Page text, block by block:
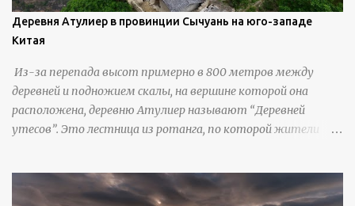
Деревня Атулиер в провинции Сычуань на юго-западе
Китая
Из-за перепада высот примерно в 800 метров между
деревней и подножием скалы, на вершине которой она
расположена, деревню Атулиер называют “Деревней
утесов”. Это лестница из ротанга, по которой жители
стальными лестницами с защитными перилами, и